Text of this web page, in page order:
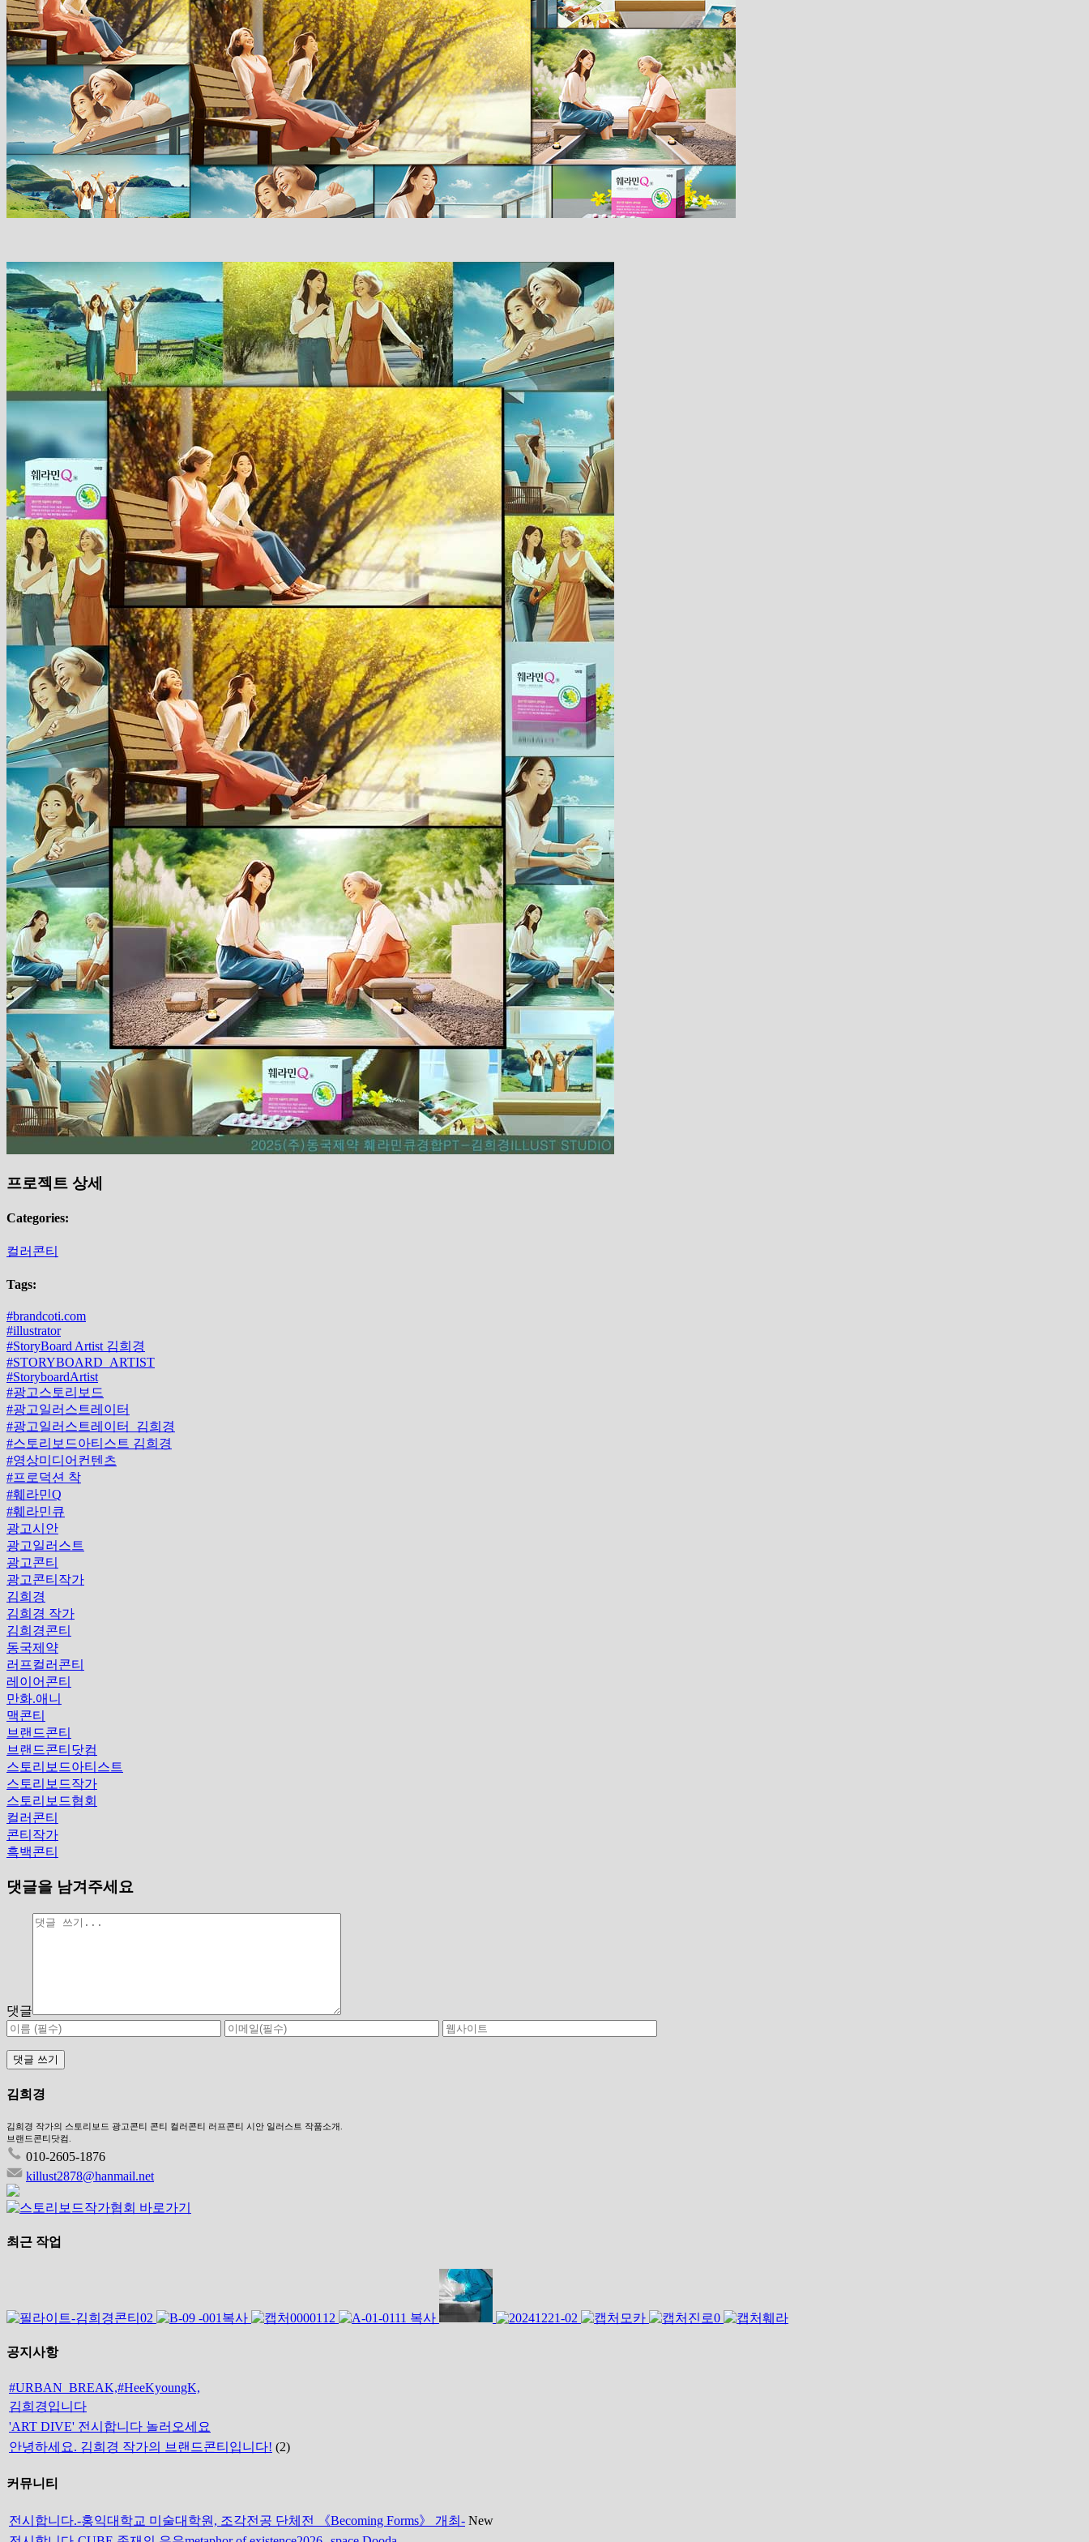
프로젝트 상세
Categories:
컬러콘티
Tags:
#brandcoti.com
#illustrator
#StoryBoard Artist 김희경
#STORYBOARD_ARTIST
#StoryboardArtist
#광고스토리보드
#광고일러스트레이터
#광고일러스트레이터_김희경
#스토리보드아티스트 김희경
#영상미디어컨텐츠
#프로덕션 착
#훼라민Q
#훼라민큐
광고시안
광고일러스트
광고콘티
광고콘티작가
김희경
김희경 작가
김희경콘티
동국제약
러프컬러콘티
레이어콘티
만화.애니
맥콘티
브랜드콘티
브랜드콘티닷컴
스토리보드아티스트
스토리보드작가
스토리보드협회
컬러콘티
콘티작가
흑백콘티
댓글을 남겨주세요
댓글
김희경
김희경 작가의 스토리보드 광고콘티 콘티 컬러콘티 러프콘티 시안 일러스트 작품소개.
브랜드콘티닷컴.
010-2605-1876
killust2878@hanmail.net
최근 작업
공지사항
#URBAN_BREAK,#HeeKyoungK,
김희경입니다
'ART DIVE' 전시합니다 놀러오세요
안녕하세요. 김희경 작가의 브랜드콘티입니다! (2)
커뮤니티
전시합니다.-홍익대학교 미술대학원, 조각전공 단체전 《Becoming Forms》 개최- New